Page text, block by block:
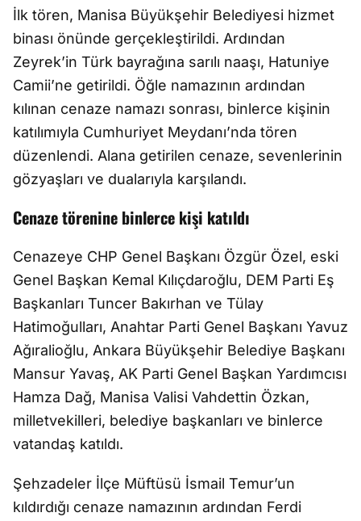
İlk tören, Manisa Büyükşehir Belediyesi hizmet
binası önünde gerçekleştirildi. Ardından
Zeyrek’in Türk bayrağına sarılı naaşı, Hatuniye
Camii’ne getirildi. Öğle namazının ardından
kılınan cenaze namazı sonrası, binlerce kişinin
katılımıyla Cumhuriyet Meydanı’nda tören
düzenlendi. Alana getirilen cenaze, sevenlerinin
gözyaşları ve dualarıyla karşılandı.
Cenaze törenine binlerce kişi katıldı
Cenazeye CHP Genel Başkanı Özgür Özel, eski
Genel Başkan Kemal Kılıçdaroğlu, DEM Parti Eş
Başkanları Tuncer Bakırhan ve Tülay
Hatimoğulları, Anahtar Parti Genel Başkanı Yavuz
Ağıralioğlu, Ankara Büyükşehir Belediye Başkanı
Mansur Yavaş, AK Parti Genel Başkan Yardımcısı
Hamza Dağ, Manisa Valisi Vahdettin Özkan,
milletvekilleri, belediye başkanları ve binlerce
vatandaş katıldı.
Şehzadeler İlçe Müftüsü İsmail Temur’un
kıldırdığı cenaze namazının ardından Ferdi